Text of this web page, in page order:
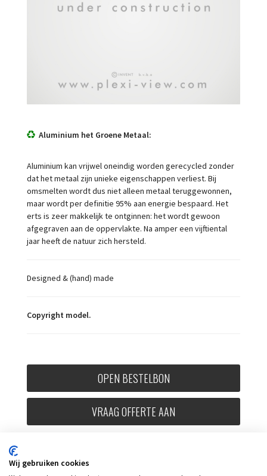
Aluminium het Groene Metaal:
Aluminium kan vrijwel oneindig worden gerecycled zonder
dat het metaal zijn unieke eigenschappen verliest. Bij
omsmelten wordt dus niet alleen metaal teruggewonnen,
maar wordt per definitie 95% aan energie bespaard. Het
erts is zeer makkelijk te ontginnen: het wordt gewoon
afgegraven aan de oppervlakte. Na amper een vijftiental
jaar heeft de natuur zich hersteld.
Designed & (hand) made
Copyright model.
OPEN BESTELBON
VRAAG OFFERTE AAN
Wij gebruiken cookies